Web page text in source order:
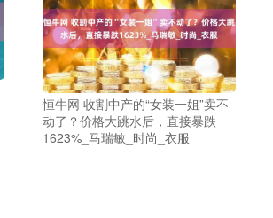
恒牛网 收割中产的“女装一姐”卖不
动了？价格大跳水后，直接暴跌
1623%_马瑞敏_时尚_衣服